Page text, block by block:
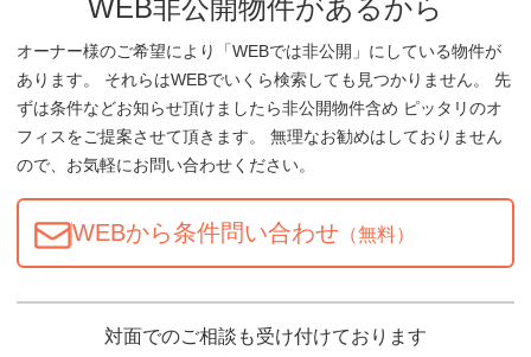
WEB非公開物件があるから
オーナー様のご希望により「WEBでは非公開」にしている物件が
あります。 それらはWEBでいくら検索しても見つかりません。 先
ずは条件などお知らせ頂けましたら非公開物件含め ピッタリのオ
フィスをご提案させて頂きます。 無理なお勧めはしておりません
ので、お気軽にお問い合わせください。
WEBから条件問い合わせ （無料）
対面でのご相談も受け付けております